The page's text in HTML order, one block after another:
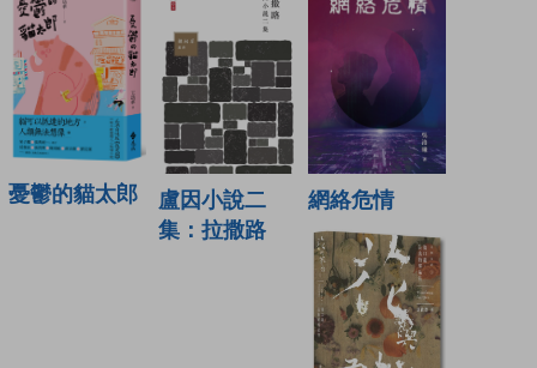
憂鬱的貓太郎
盧因小說二
集：拉撒路
網絡危情